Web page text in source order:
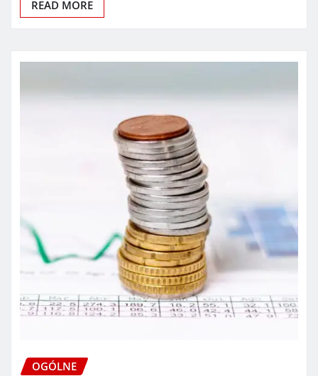
READ MORE
OGÓLNE